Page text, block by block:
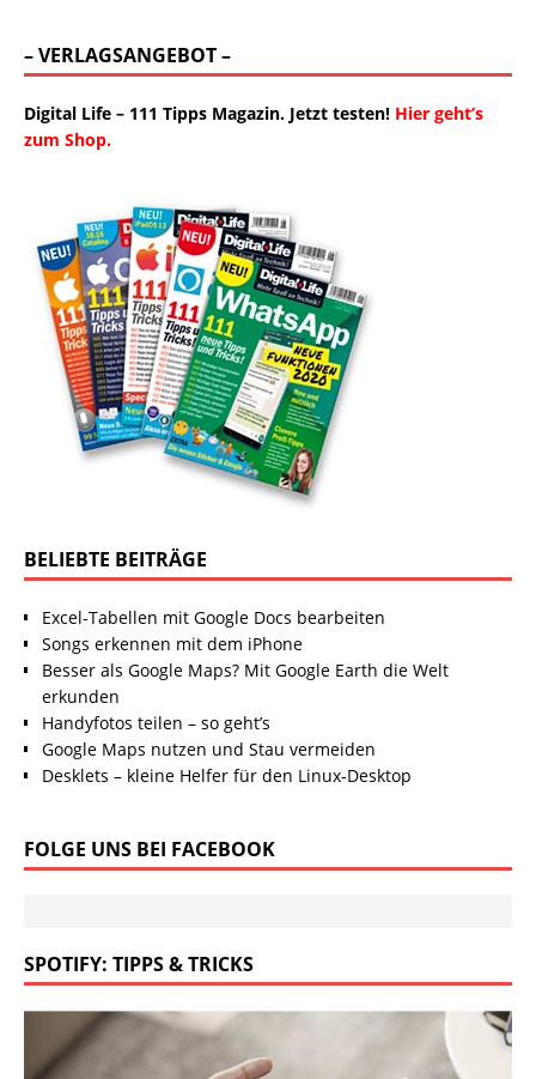
– VERLAGSANGEBOT –
Digital Life – 111 Tipps Magazin. Jetzt testen! Hier geht’s
zum Shop.
BELIEBTE BEITRÄGE
Excel-Tabellen mit Google Docs bearbeiten
Songs erkennen mit dem iPhone
Besser als Google Maps? Mit Google Earth die Welt
erkunden
Handyfotos teilen – so geht’s
Google Maps nutzen und Stau vermeiden
Desklets – kleine Helfer für den Linux-Desktop
FOLGE UNS BEI FACEBOOK
SPOTIFY: TIPPS & TRICKS